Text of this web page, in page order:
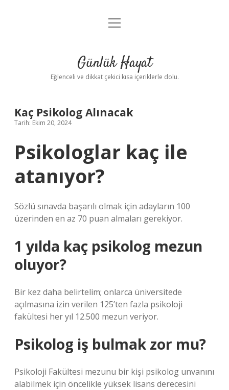
Anasayfa
Yasal Uyarı
menüyü
Günlük Hayat
Eğlenceli ve dikkat çekici kısa içeriklerle dolu.
Kaç Psikolog Alınacak
Tarih: Ekim 20, 2024
Psikologlar kaç ile
atanıyor?
Sözlü sınavda başarılı olmak için adayların 100
üzerinden en az 70 puan almaları gerekiyor.
1 yılda kaç psikolog mezun
oluyor?
Bir kez daha belirtelim; onlarca üniversitede
açılmasına izin verilen 125’ten fazla psikoloji
fakültesi her yıl 12.500 mezun veriyor.
Psikolog iş bulmak zor mu?
Psikoloji Fakültesi mezunu bir kişi psikolog unvanını
alabilmek için öncelikle yüksek lisans derecesini